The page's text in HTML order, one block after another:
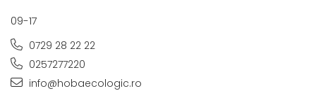
09-17
0729 28 22 22
0257277220
info@hobaecologic.ro